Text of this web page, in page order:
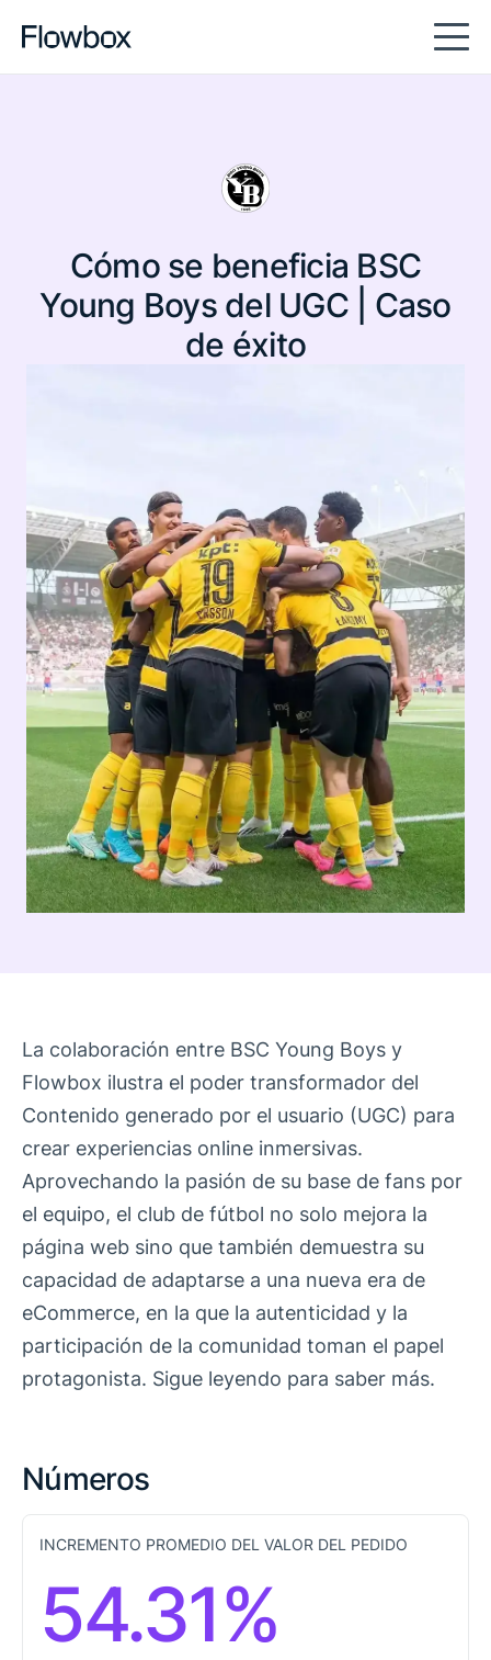
Cómo se beneficia BSC
Young Boys del UGC | Caso
de éxito
La colaboración entre BSC Young Boys y
Flowbox ilustra el poder transformador del
Contenido generado por el usuario (UGC) para
crear experiencias online inmersivas.
Aprovechando la pasión de su base de fans por
el equipo, el club de fútbol no solo mejora la
página web sino que también demuestra su
capacidad de adaptarse a una nueva era de
eCommerce, en la que la autenticidad y la
participación de la comunidad toman el papel
protagonista. Sigue leyendo para saber más.
Números
INCREMENTO PROMEDIO DEL VALOR DEL PEDIDO
54.31%